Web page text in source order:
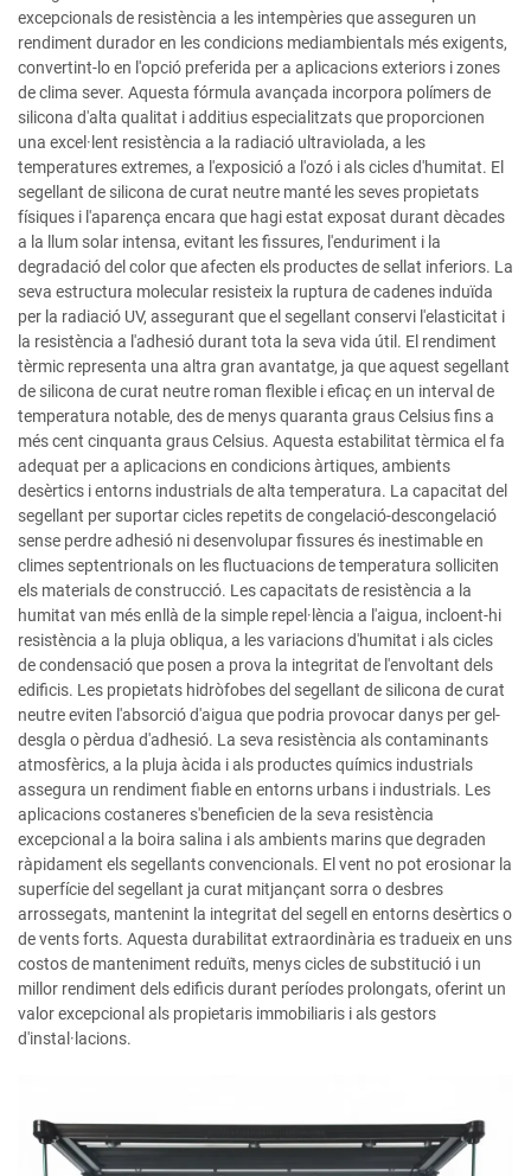
excepcionals de resistència a les intempèries que asseguren un
rendiment durador en les condicions mediambientals més exigents,
convertint-lo en l'opció preferida per a aplicacions exteriors i zones
de clima sever. Aquesta fórmula avançada incorpora polímers de
silicona d'alta qualitat i additius especialitzats que proporcionen
una excel·lent resistència a la radiació ultraviolada, a les
temperatures extremes, a l'exposició a l'ozó i als cicles d'humitat. El
segellant de silicona de curat neutre manté les seves propietats
físiques i l'aparença encara que hagi estat exposat durant dècades
a la llum solar intensa, evitant les fissures, l'enduriment i la
degradació del color que afecten els productes de sellat inferiors. La
seva estructura molecular resisteix la ruptura de cadenes induïda
per la radiació UV, assegurant que el segellant conservi l'elasticitat i
la resistència a l'adhesió durant tota la seva vida útil. El rendiment
tèrmic representa una altra gran avantatge, ja que aquest segellant
de silicona de curat neutre roman flexible i eficaç en un interval de
temperatura notable, des de menys quaranta graus Celsius fins a
més cent cinquanta graus Celsius. Aquesta estabilitat tèrmica el fa
adequat per a aplicacions en condicions àrtiques, ambients
desèrtics i entorns industrials de alta temperatura. La capacitat del
segellant per suportar cicles repetits de congelació-descongelació
sense perdre adhesió ni desenvolupar fissures és inestimable en
climes septentrionals on les fluctuacions de temperatura solliciten
els materials de construcció. Les capacitats de resistència a la
humitat van més enllà de la simple repel·lència a l'aigua, incloent-hi
resistència a la pluja obliqua, a les variacions d'humitat i als cicles
de condensació que posen a prova la integritat de l'envoltant dels
edificis. Les propietats hidròfobes del segellant de silicona de curat
neutre eviten l'absorció d'aigua que podria provocar danys per gel-
desgla o pèrdua d'adhesió. La seva resistència als contaminants
atmosfèrics, a la pluja àcida i als productes químics industrials
assegura un rendiment fiable en entorns urbans i industrials. Les
aplicacions costaneres s'beneficien de la seva resistència
excepcional a la boira salina i als ambients marins que degraden
ràpidament els segellants convencionals. El vent no pot erosionar la
superfície del segellant ja curat mitjançant sorra o desbres
arrossegats, mantenint la integritat del segell en entorns desèrtics o
de vents forts. Aquesta durabilitat extraordinària es tradueix en uns
costos de manteniment reduïts, menys cicles de substitució i un
millor rendiment dels edificis durant períodes prolongats, oferint un
valor excepcional als propietaris immobiliaris i als gestors
d'instal·lacions.